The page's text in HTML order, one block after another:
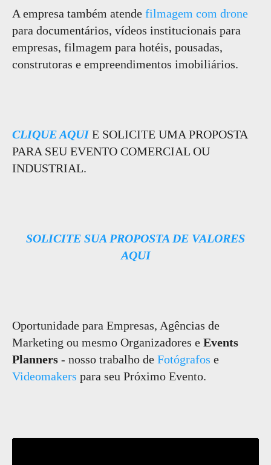
A empresa também atende filmagem com drone
para documentários, vídeos institucionais para
empresas, filmagem para hotéis, pousadas,
construtoras e empreendimentos imobiliários.
CLIQUE AQUIE SOLICITE UMA PROPOSTA
PARA SEU EVENTO COMERCIAL OU
INDUSTRIAL.
SOLICITE SUA PROPOSTA DE VALORES
AQUI
Oportunidade para Empresas, Agências de
Marketing ou mesmo Organizadores e Events
Planners - nosso trabalho de Fotógrafos e
Videomakers para seu Próximo Evento.